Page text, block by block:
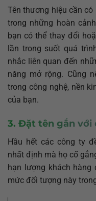
Tên thương hiệu cần
trong những hoàn
bạn có thể thay đổi
lần trong suốt quá
nhắc liên quan đến
năng mở rộng. Cũng
trong công nghệ, nền
của bạn.
3. Đặt tên gắn với
Hầu hết các công ty
nhất định mà họ cố
hạn lượng khách
mức đối tượng này